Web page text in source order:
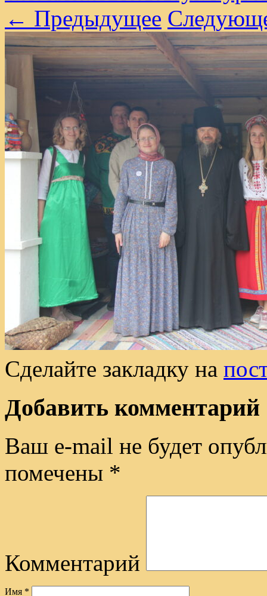
← Предыдущее
Сделайте закладку на
Добавить комментарий
Ваш e-mail не будет
помечены *
Комментарий
Имя *